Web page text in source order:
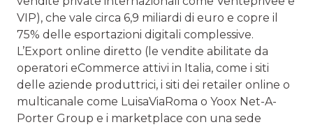
VIP), che vale circa 6,9 miliardi di euro e copre il
75% delle esportazioni digitali complessive.
L’Export online diretto (le vendite abilitate da
operatori eCommerce attivi in Italia, come i siti
delle aziende produttrici, i siti dei retailer online o
multicanale come LuisaViaRoma o Yoox Net-A-
Porter Group e i marketplace con una sede